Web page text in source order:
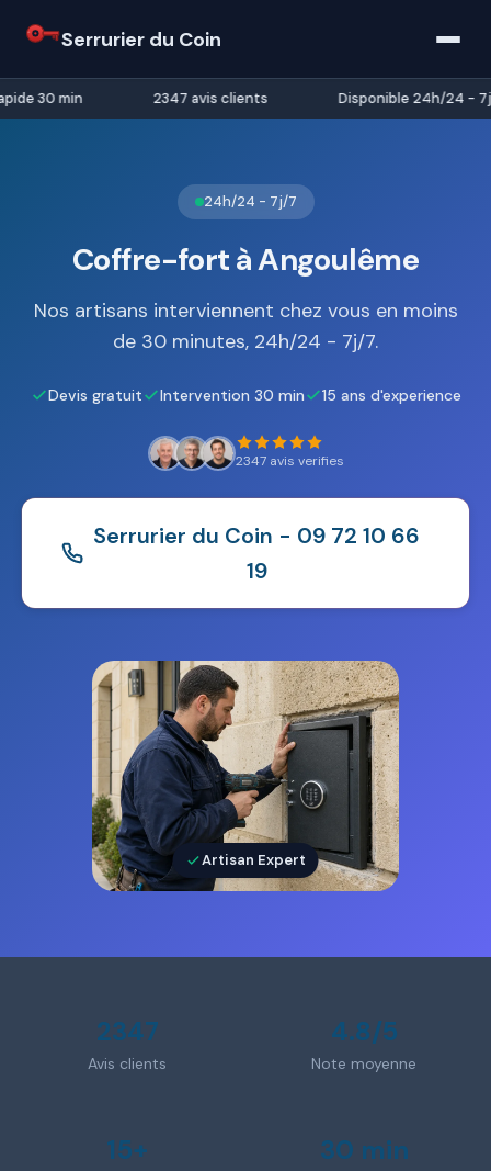
Serrurier du Coin
30 min 2347 avis clients Disponible 24h/24 - 7j/
24h/24 - 7j/7
Coffre-fort à Angoulême
Nos artisans interviennent chez vous en moins
de 30 minutes, 24h/24 - 7j/7.
Devis gratuit Intervention 30 min 15 ans d'experience
2347 avis verifies
Serrurier du Coin - 09 72 10 66
19
Artisan Expert
2347
Avis clients
4.8/5
Note moyenne
15+ 30 min